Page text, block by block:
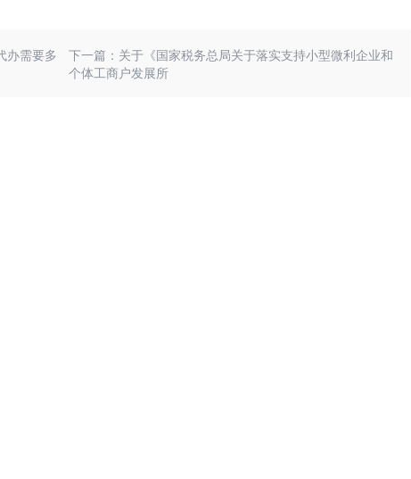
办需要多
下一篇：关于《国家税务总局关于落实支持小型微利企业和
个体工商户发展所